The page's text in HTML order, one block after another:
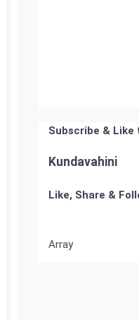
Subscribe & Like
Kundavahini
Like, Share &
Array